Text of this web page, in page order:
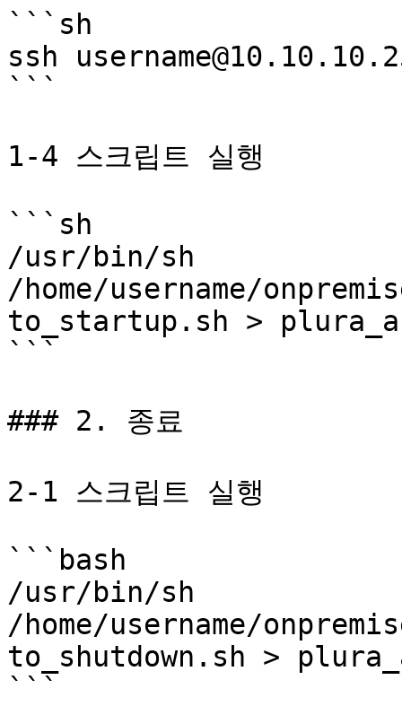
```sh
ssh
```
1-4 스크립트 실행
```sh
/usr/bin/sh
/home/username/
to_startup.sh >
```
### 2. 종료
2-1 스크립트 실행
```bash
/usr/bin/sh
/home/username/
to_shutdown.sh >
```